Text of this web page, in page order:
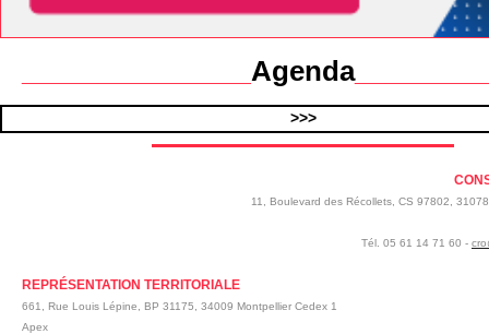
Agenda
>>>
11, Boulevard des Récollets, CS 97802,
Tél. 05 61 14 71 60 -
REPRÉSENTATION TERRITORIALE
661, Rue Louis Lépine, BP 31175, 34009 Montpellier Cedex 1
Apex